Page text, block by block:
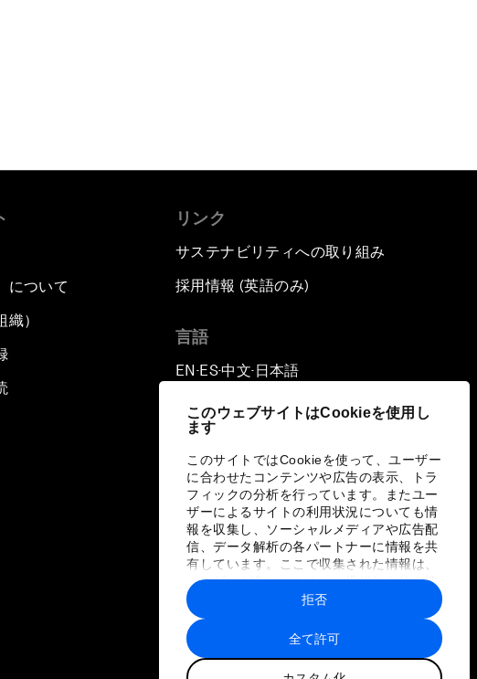
このウェブサイトはCookieを使用し
ます
このサイトではCookieを使って、ユーザー
に合わせたコンテンツや広告の表示、トラ
フィックの分析を行っています。またユー
ザーによるサイトの利用状況についても情
報を収集し、ソーシャルメディアや広告配
信、データ解析の各パートナーに情報を共
有しています。ここで収集された情報は、
ユーザーが各パートナーに提供した他の情
報や各パートナーのサービスを使用した際
に収集された情報と組み合わされ、各パー
トナーによって使用されることがありま
す。
全て許可
拒否
について
）
リンク
サステナビリティへの取り組み
採用情報 (英語のみ)
言語
EN ▪ ES▪中文▪ 日本語